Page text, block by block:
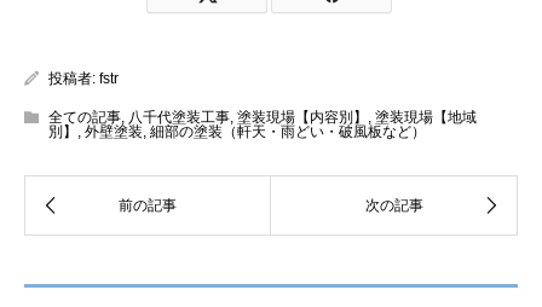
投稿者: fstr
全ての記事, 八千代塗装工事, 塗装現場【内容別】 , 塗装現場【地域
別】 , 外壁塗装, 細部の塗装（軒天・雨どい・破風板など）